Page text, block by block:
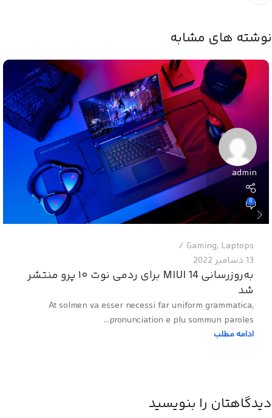
نوشته های مشابه
admin
0
Gaming, Laptops
13 دسامبر 2022
به‌روزرسانی MIUI 14 برای ردمی نوت ۱۰ پرو منتشر
شد
At solmen va esser necessi far uniform grammatica,
pronunciation e plu sommun paroles...
ادامه مطلب
دیدگاهتان را بنویسید